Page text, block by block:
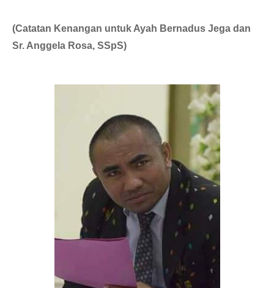
(Catatan Kenangan untuk Ayah Bernadus Jega dan
Sr. Anggela Rosa, SSpS)